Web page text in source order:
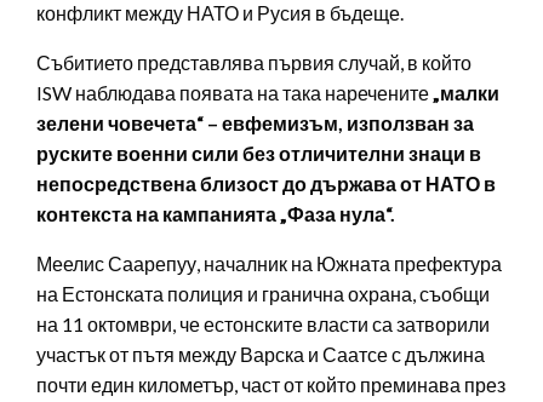
конфликт между НАТО и Русия в бъдеще.
Събитието представлява първия случай, в който
ISW наблюдава появата на така наречените„малки
зелени човечета“ – евфемизъм, използван за
руските военни сили без отличителни знаци в
непосредствена близост до държава от НАТО в
контекста на кампанията „Фаза нула“.
Меелис Саарепуу, началник на Южната префектура
на Естонската полиция и гранична охрана, съобщи
на 11 октомври, че естонските власти са затворили
участък от пътя между Варска и Саатсе с дължина
почти един километър, част от който преминава през